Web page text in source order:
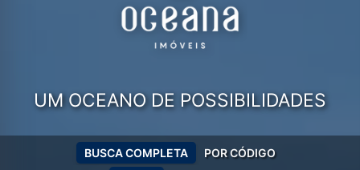
UM OCEANO DE POSSIBILIDADES
BUSCA COMPLETA POR CÓDIGO